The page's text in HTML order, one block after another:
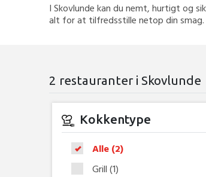
I Skovlunde kan du nemt, hurtigt og
alt for at tilfredsstille netop din smag.
2 restauranter i Skovlunde
Kokkentype
Alle (2)
Grill (1)